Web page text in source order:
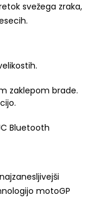
svežega zraka,
zaklepom brade.
Bluetooth
motoGP